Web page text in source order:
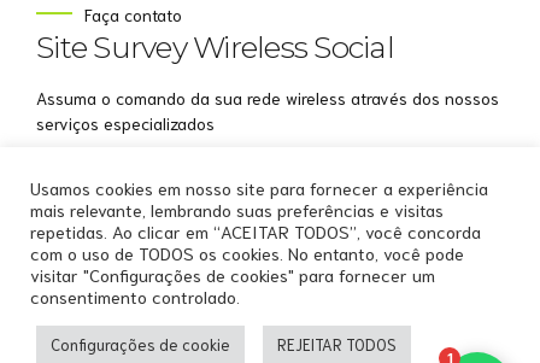
Faça contato
Site Survey Wireless Social
Assuma o comando da sua rede wireless através dos nossos
serviços especializados
Copyright by
Home Sobre Nós Serviços WiFi Profissionais
Usamos cookies em nosso site para fornecer a experiência
mais relevante, lembrando suas preferências e visitas
repetidas. Ao clicar em “ACEITAR TODOS”, você concorda
com o uso de TODOS os cookies. No entanto, você pode
visitar "Configurações de cookies" para fornecer um
consentimento controlado.
Configurações de cookie REJEITAR TODOS
EMAIL
WHATSAPP
Aceito receber comunicações da Site Survey
Wireless
Iniciar conversa
1